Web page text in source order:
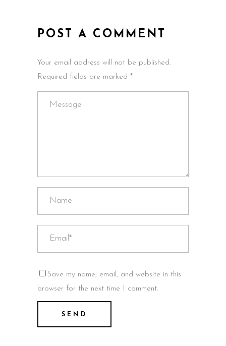
POST A COMMENT
Your email address will not be published.
Required fields are marked *
Save my name, email, and website in this
browser for the next time I comment.